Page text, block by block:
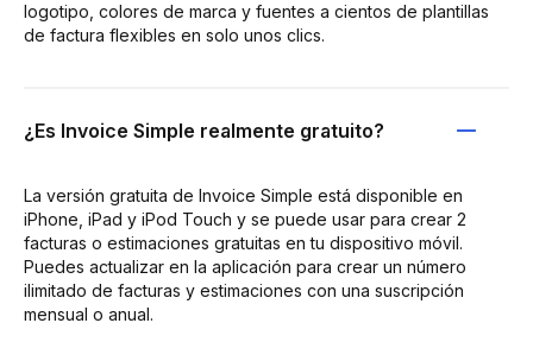
logotipo, colores de marca y fuentes a cientos de plantillas
de factura flexibles en solo unos clics.
¿Es Invoice Simple realmente gratuito?
La versión gratuita de Invoice Simple está disponible en
iPhone, iPad y iPod Touch y se puede usar para crear 2
facturas o estimaciones gratuitas en tu dispositivo móvil.
Puedes actualizar en la aplicación para crear un número
ilimitado de facturas y estimaciones con una suscripción
mensual o anual.